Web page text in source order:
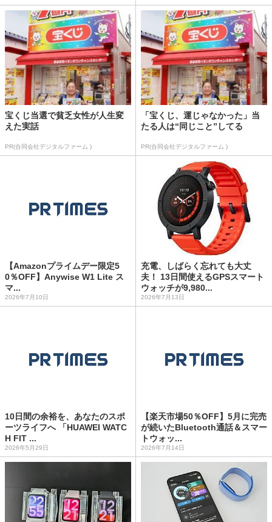
宝くじ当選で貧乏女性が人生変
えた実話
PR(合同会社デジタルファーム )
「宝くじ、運じゃなかった」当
たる人は“同じこと”してる
PR(合同会社デジタルファーム )
【Amazonプライムデー限定5
0％OFF】Anywise W1 Lite ス
マ...
2026年7月10日
充電、しばらく忘れても大丈
夫！ 13日間使えるGPSスマート
ウォッチが9,980...
2026年7月13日
10日間の余裕を、あなたのスポ
ーツライフへ 「HUAWEI WATC
H FIT ...
2026年5月29日
【楽天市場50％OFF】5月に完売
が続いたBluetooth通話＆スマー
トウォッ...
2026年7月14日